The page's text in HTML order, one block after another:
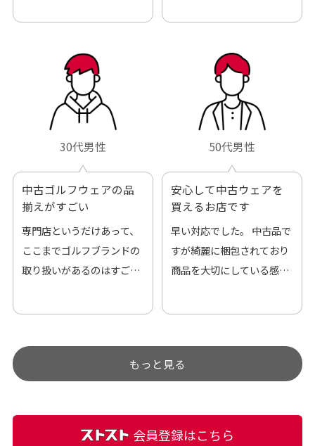
30代男性
中古ゴルフウェアの品
揃えがすごい
専門店というだけあって、
ここまでゴルフブランドの
取り扱いがあるのはすご
す。
50代男性
安心して中古ウェアを
買えるお店です
早い対応でした。 中古品で
すが綺麗に梱包されており
商品を大切にしている感が
うぐらい目立つことなく綺
麗な商品でお安く購入でき
もっと見る
会員登録はこちら